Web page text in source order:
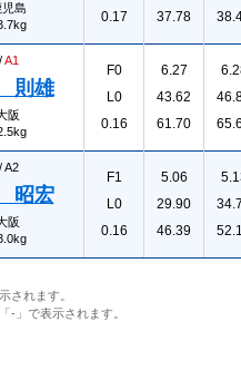
島
0.17
37.78
A1
雄
阪
F0
L0
0.16
6.27
43.62
61.70
A2
宏
阪
F1
L0
0.16
5.06
29.90
46.39
されます。
-」で表示されます。